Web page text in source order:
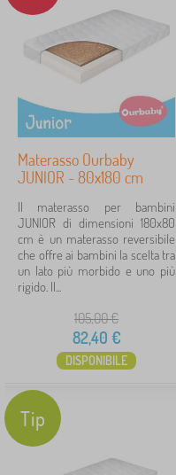
Materasso Ourbaby
JUNIOR - 80x180 cm
Il materasso per bambini
JUNIOR di dimensioni 180x80
cm è un materasso reversibile
che offre ai bambini la scelta tra
un lato più morbido e uno più
rigido. Il...
105,00€
82,40 €
DISPONIBILE
Tip